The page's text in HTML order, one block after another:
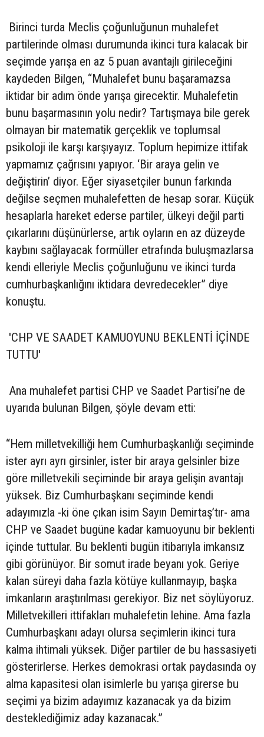
Birinci turda Meclis çoğunluğunun muhalefet
partilerinde olması durumunda ikinci tura kalacak bir
seçimde yarışa en az 5 puan avantajlı girileceğini
kaydeden Bilgen, “Muhalefet bunu başaramazsa
iktidar bir adım önde yarışa girecektir. Muhalefetin
bunu başarmasının yolu nedir? Tartışmaya bile gerek
olmayan bir matematik gerçeklik ve toplumsal
psikoloji ile karşı karşıyayız. Toplum hepimize ittifak
yapmamız çağrısını yapıyor. ‘Bir araya gelin ve
değiştirin’ diyor. Eğer siyasetçiler bunun farkında
değilse seçmen muhalefetten de hesap sorar. Küçük
hesaplarla hareket ederse partiler, ülkeyi değil parti
çıkarlarını düşünürlerse, artık oyların en az düzeyde
kaybını sağlayacak formüller etrafında buluşmazlarsa
kendi elleriyle Meclis çoğunluğunu ve ikinci turda
cumhurbaşkanlığını iktidara devredecekler” diye
konuştu.
'CHP VE SAADET KAMUOYUNU BEKLENTİ İÇİNDE
TUTTU'
Ana muhalefet partisi CHP ve Saadet Partisi’ne de
uyarıda bulunan Bilgen, şöyle devam etti:
“Hem milletvekilliği hem Cumhurbaşkanlığı seçiminde
ister ayrı ayrı girsinler, ister bir araya gelsinler bize
göre milletvekili seçiminde bir araya gelişin avantajı
yüksek. Biz Cumhurbaşkanı seçiminde kendi
adayımızla -ki öne çıkan isim Sayın Demirtaş’tır- ama
CHP ve Saadet bugüne kadar kamuoyunu bir beklenti
içinde tuttular. Bu beklenti bugün itibarıyla imkansız
gibi görünüyor. Bir somut irade beyanı yok. Geriye
kalan süreyi daha fazla kötüye kullanmayıp, başka
imkanların araştırılması gerekiyor. Biz net söylüyoruz.
Milletvekilleri ittifakları muhalefetin lehine. Ama fazla
Cumhurbaşkanı adayı olursa seçimlerin ikinci tura
kalma ihtimali yüksek. Diğer partiler de bu hassasiyeti
gösterirlerse. Herkes demokrasi ortak paydasında oy
alma kapasitesi olan isimlerle bu yarışa girerse bu
seçimi ya bizim adayımız kazanacak ya da bizim
desteklediğimiz aday kazanacak.”